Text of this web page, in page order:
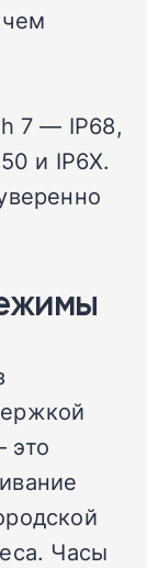
7 — IP68,
и IP6X.
это
Часы